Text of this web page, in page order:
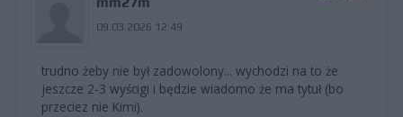
09.03.2026 12:49
trudno żeby nie był zadowolony... wychodzi na to że
jeszcze 2-3 wyścigi i będzie wiadomo że ma tytuł (bo
przeciez nie Kimi).